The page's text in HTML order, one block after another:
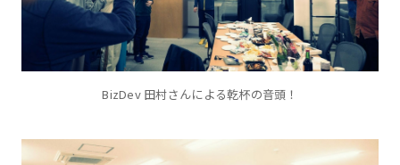
BizDev 田村さんによる乾杯の音頭！